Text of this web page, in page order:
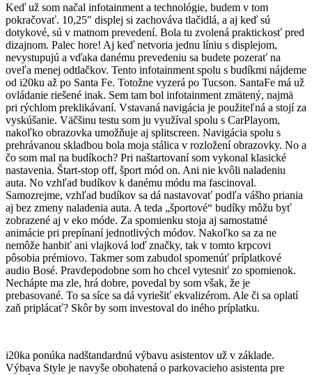
Keď už som načal infotainment a technológie, budem v tom
pokračovať. 10,25″ displej si zachováva tlačidlá, a aj keď sú
dotykové, sú v matnom prevedení. Bola tu zvolená praktickosť pred
dizajnom. Palec hore! Aj keď netvoria jednu líniu s displejom,
nevystupujú a vďaka danému prevedeniu sa budete pozerať na
oveľa menej odtlačkov. Tento infotainment spolu s budíkmi nájdeme
od i20ku až po Santa Fe. Totožne vyzerá po Tucson. SantaFe má už
ovládanie riešené inak. Sem tam bol infotainment zmätený, najmä
pri rýchlom preklikávaní. Vstavaná navigácia je použiteľná a stojí za
vyskúšanie. Väčšinu testu som ju využíval spolu s CarPlayom,
nakoľko obrazovka umožňuje aj splitscreen. Navigácia spolu s
prehrávanou skladbou bola moja stálica v rozložení obrazovky. No a
čo som mal na budíkoch? Pri naštartovaní som vykonal klasické
nastavenia. Štart-stop off, šport mód on. Ani nie kvôli naladeniu
auta. No vzhľad budíkov k danému módu ma fascinoval.
Samozrejme, vzhľad budíkov sa dá nastavovať podľa vášho priania
aj bez zmeny naladenia auta. A teda „športové“ budíky môžu byť
zobrazené aj v eko móde. Za spomienku stoja aj samostatné
animácie pri prepínaní jednotlivých módov. Nakoľko sa za ne
nemôže hanbiť ani vlajková loď značky, tak v tomto krpcovi
pôsobia prémiovo. Takmer som zabudol spomenúť príplatkové
audio Bosé. Pravdepodobne som ho chcel vytesniť zo spomienok.
Nechápte ma zle, hrá dobre, povedal by som však, že je
prebasované. To sa síce sa dá vyriešiť ekvalizérom. Ale či sa oplatí
zaň priplácať? Skôr by som investoval do iného príplatku.
i20ka ponúka nadštandardnú výbavu asistentov už v základe.
Výbava Style je navyše obohatená o parkovacieho asistenta pre